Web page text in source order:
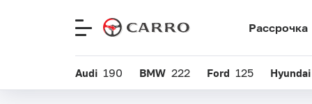
Рассрочка
Audi 190 BMW 222 Ford 125 Hyundai